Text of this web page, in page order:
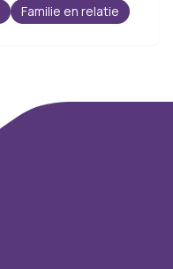
Familie en relatie